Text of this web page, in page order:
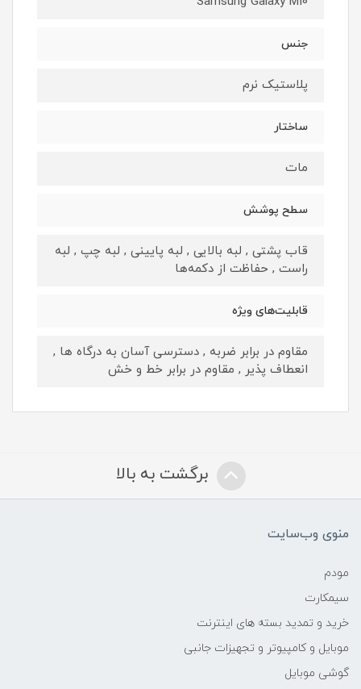
جنس
پلاستیک نرم
ساختار
مات
سطح پوشش
قاب پشتی , لبه بالایی , لبه پایینی , لبه چپ , لبه
راست , حفاظت از دکمه‌ها
قابلیت‌های ویژه
مقاوم در برابر ضربه , دسترسی آسان به درگاه ها ,
انعطاف پذیر , مقاوم در برابر خط و خش
برگشت به بالا
منوی وب‌سایت
مودم
سیمکارت
خرید و تمدید بسته های اینترنت
موبایل و کامپیوتر و تجهیزات جانبی
گوشی موبایل